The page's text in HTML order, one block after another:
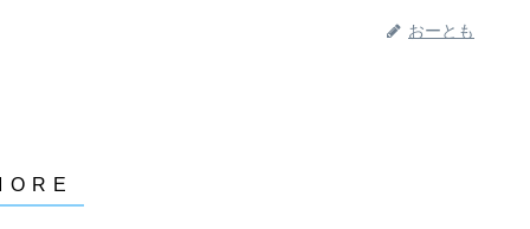
おーとも